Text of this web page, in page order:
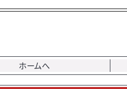
ホームへ